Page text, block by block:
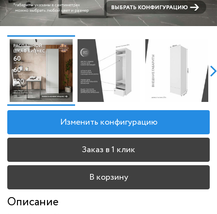
Изменить конфигурацию
Заказ в 1 клик
В корзину
Описание